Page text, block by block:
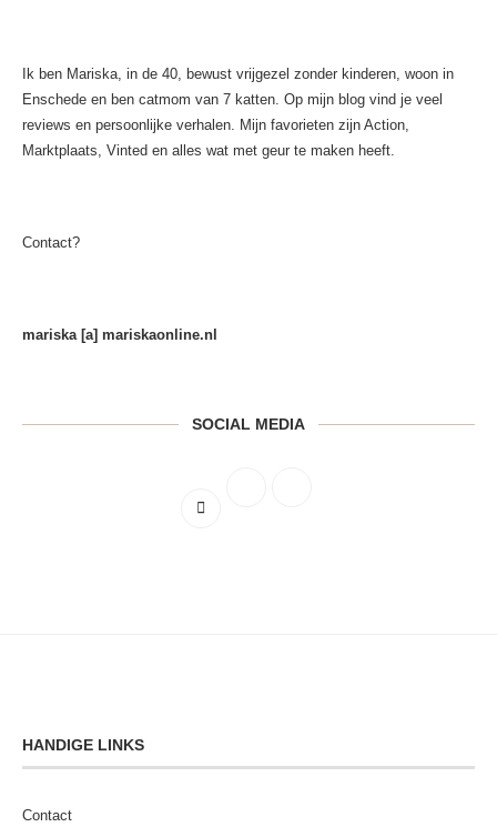
Ik ben Mariska, in de 40, bewust vrijgezel zonder kinderen, woon in
Enschede en ben catmom van 7 katten. Op mijn blog vind je veel
reviews en persoonlijke verhalen. Mijn favorieten zijn Action,
Marktplaats, Vinted en alles wat met geur te maken heeft.
Contact?
mariska [a] mariskaonline.nl
SOCIAL MEDIA
HANDIGE LINKS
Contact